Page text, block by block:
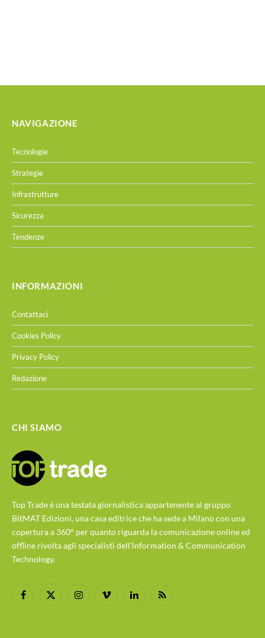
NAVIGAZIONE
Tecnologie
Strategie
Infrastrutture
Sicurezza
Tendenze
INFORMAZIONI
Contattaci
Cookies Policy
Privacy Policy
Redazione
CHI SIAMO
Top Trade è una testata giornalistica appartenente al gruppo
BitMAT Edizioni, una casa editrice che ha sede a Milano con una
copertura a 360° per quanto riguarda la comunicazione online ed
offline rivolta agli specialisti dell'lnformation & Communication
Technology.
Facebook
X
InstagramVimeo LinkedInRSS